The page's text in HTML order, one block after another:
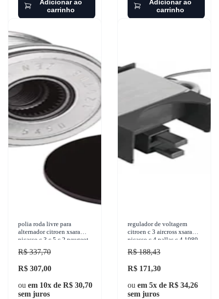
Adicionar ao
carrinho
Adicionar ao
carrinho
polia roda livre para
alternador citroen xsara
picasso c 3 c 5 c 2 peugeot
406 1999-2012 zen - 5450
R$ 337,70
R$ 307,00
ou em 10x de R$ 30,70
sem juros
regulador de voltagem
citroen c 3 aircross xsara
picasso c 4 pallas c 4 1989-
2018 gauss - ga925
R$ 188,43
R$ 171,30
ou em 5x de R$ 34,26
sem juros